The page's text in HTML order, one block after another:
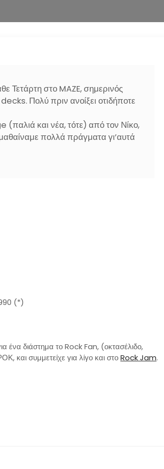
Τετάρτη στο MAZE, σημερινός
Πολύ πριν ανοίξει οτιδήποτε
(παλιά και νέα, τότε) από τον Νίκο,
πολλά πράγματα γι’αυτά
(*)
ένα διάστημα το Rock Fan, (οκτασέλιδο,
συμμετείχε για λίγο και στοRock Jam.